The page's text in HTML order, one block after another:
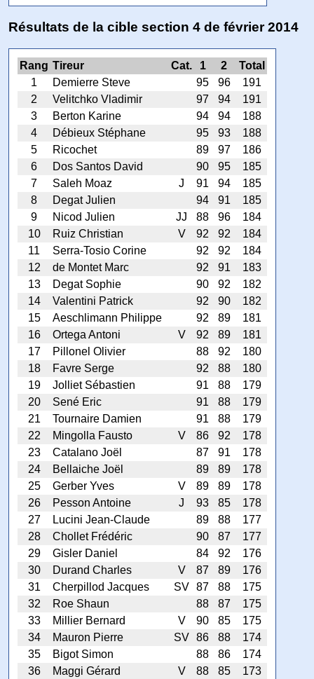
Résultats de la cible section 4 de février 2014
Rang Tireur Cat. 1 2
Total
1
Demierre Steve 95 96
191
2
Velitchko Vladimir 97 94
191
3
Berton Karine 94 94
188
4
Débieux Stéphane 95 93
188
5
Ricochet 89 97
186
6
Dos Santos David 90 95
185
7
Saleh Moaz J 91 94
185
8
Degat Julien 94 91
185
9
Nicod Julien JJ 88 96
184
10
Ruiz Christian V 92 92
184
11
Serra-Tosio Corine 92 92
184
12
de Montet Marc 92 91
183
13
Degat Sophie 90 92
182
14
Valentini Patrick 92 90
182
15
Aeschlimann Philippe 92 89
181
16
Ortega Antoni V 92 89
181
17
Pillonel Olivier 88 92
180
18
Favre Serge 92 88
180
19
Jolliet Sébastien 91 88
179
20
Sené Eric 91 88
179
21
Tournaire Damien 91 88
179
22
Mingolla Fausto V 86 92
178
23
Catalano Joël 87 91
178
24
Bellaiche Joël 89 89
178
25
Gerber Yves V 89 89
178
26
Pesson Antoine J 93 85
178
27
Lucini Jean-Claude 89 88
177
28
Chollet Frédéric 90 87
177
29
Gisler Daniel 84 92
176
30
Durand Charles V 87 89
176
31
Cherpillod Jacques SV 87 88
175
32
Roe Shaun 88 87
175
33
Millier Bernard V 90 85
175
34
Mauron Pierre SV 86 88
174
35
Bigot Simon 88 86
174
36
Maggi Gérard V 88 85
173